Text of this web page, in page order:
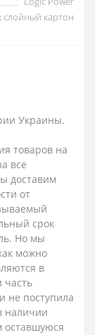
слойный картон
Украины.
товаров на
все
доставим
от
срок
Но мы
можно
в
часть
не поступила
наличии
оставшуюся